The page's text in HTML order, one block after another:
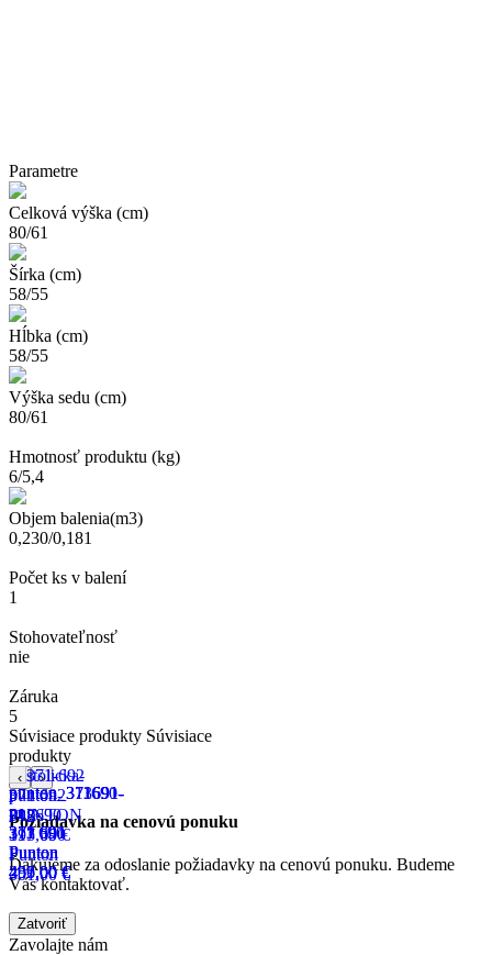
Parametre
Celková výška (cm)
80/61
Šírka (cm)
58/55
Hĺbka (cm)
58/55
Výška sedu (cm)
80/61
Hmotnosť produktu (kg)
6/5,4
Objem balenia(m3)
0,230/0,181
Počet ks v balení
1
Stohovateľnosť
nie
Záruka
5
Súvisiace produkty Súvisiace
produkty
311 690
Punton
259,00 €
313 690
Punton
301,00 €
371 691
Punton
456,00 €
373 691
Punton
497,00 €
371 692
PUNTON
197,00 €
‹ ›
Požiadavka na cenovú ponuku
Ďakujeme za odoslanie požiadavky na cenovú ponuku. Budeme
Vás kontaktovať.
Zatvoriť
Zavolajte nám